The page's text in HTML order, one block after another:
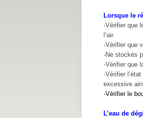
Lorsque le
-Vérifier que
l’air.
-Vérifier que
-Ne stockés
-Vérifier que
-Vérifier
excessive
-Vérifier le
L’eau de